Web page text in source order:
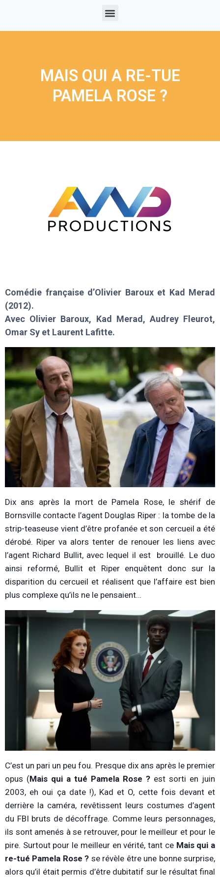
MAIS QUI A RE-TUE
PAMELA ROSE ?
Comédie française d’Olivier Baroux et Kad Merad
(2012).
Avec Olivier Baroux, Kad Merad, Audrey Fleurot,
Omar Sy et Laurent Lafitte.
Dix ans après la mort de Pamela Rose, le shérif de
Bornsville contacte l’agent Douglas Riper : la tombe de la
strip-teaseuse vient d’être profanée et son cercueil a été
dérobé. Riper va alors tenter de renouer les liens avec
l’agent Richard Bullit, avec lequel il est brouillé. Le duo
ainsi reformé, Bullit et Riper enquêtent donc sur la
disparition du cercueil et réalisent que l’affaire est bien
plus complexe qu’ils ne le pensaient…
C’est un pari un peu fou. Presque dix ans après le premier
opus (Mais qui a tué Pamela Rose ? est sorti en juin
2003, eh oui ça date !), Kad et O, cette fois devant et
derrière la caméra, revêtissent leurs costumes d’agent
du FBI bruts de décoffrage. Comme leurs personnages,
ils sont amenés à se retrouver, pour le meilleur et pour le
pire. Surtout pour le meilleur en vérité, tant ce Mais qui a
re-tué Pamela Rose ? se révèle être une bonne surprise,
alors qu’il était permis d’être dubitatif sur le résultat final